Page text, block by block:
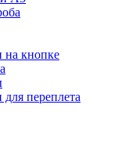
на кнопке
переплета